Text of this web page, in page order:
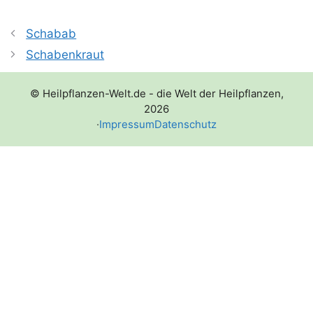
Schabab
Schabenkraut
© Heilpflanzen-Welt.de - die Welt der Heilpflanzen,
2026
·ImpressumDatenschutz